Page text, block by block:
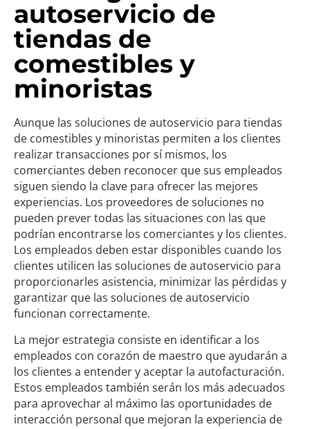
autoservicio de
tiendas de
comestibles y
minoristas
Aunque las soluciones de autoservicio para tiendas
de comestibles y minoristas permiten a los clientes
realizar transacciones por sí mismos, los
comerciantes deben reconocer que sus empleados
siguen siendo la clave para ofrecer las mejores
experiencias. Los proveedores de soluciones no
pueden prever todas las situaciones con las que
podrían encontrarse los comerciantes y los clientes.
Los empleados deben estar disponibles cuando los
clientes utilicen las soluciones de autoservicio para
proporcionarles asistencia, minimizar las pérdidas y
garantizar que las soluciones de autoservicio
funcionan correctamente.
La mejor estrategia consiste en identificar a los
empleados con corazón de maestro que ayudarán a
los clientes a entender y aceptar la autofacturación.
Estos empleados también serán los más adecuados
para aprovechar al máximo las oportunidades de
interacción personal que mejoran la experiencia de